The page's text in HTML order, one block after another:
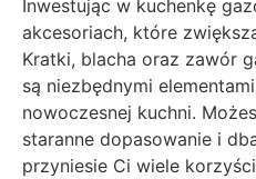
Inwestując w kuchenkę
akcesoriach, które
Kratki, blacha oraz zawór
są niezbędnymi
nowoczesnej kuchni.
staranne dopasowanie i
przyniesie Ci wiele